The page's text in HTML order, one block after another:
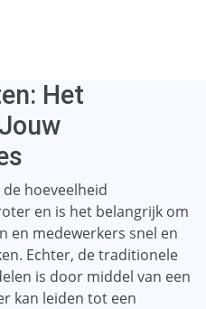
Het
hoeveelheid
en is het belangrijk om
en medewerkers snel en
Echter, de traditionele
is door middel van een
kan leiden tot een